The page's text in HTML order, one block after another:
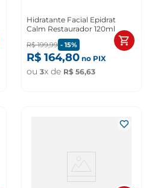
Hidratante Facial Epidrat
Calm Restaurador 120ml
R$ 199,99 - 15%
R$ 164,80 no PIX
ou 3x de R$ 56,63